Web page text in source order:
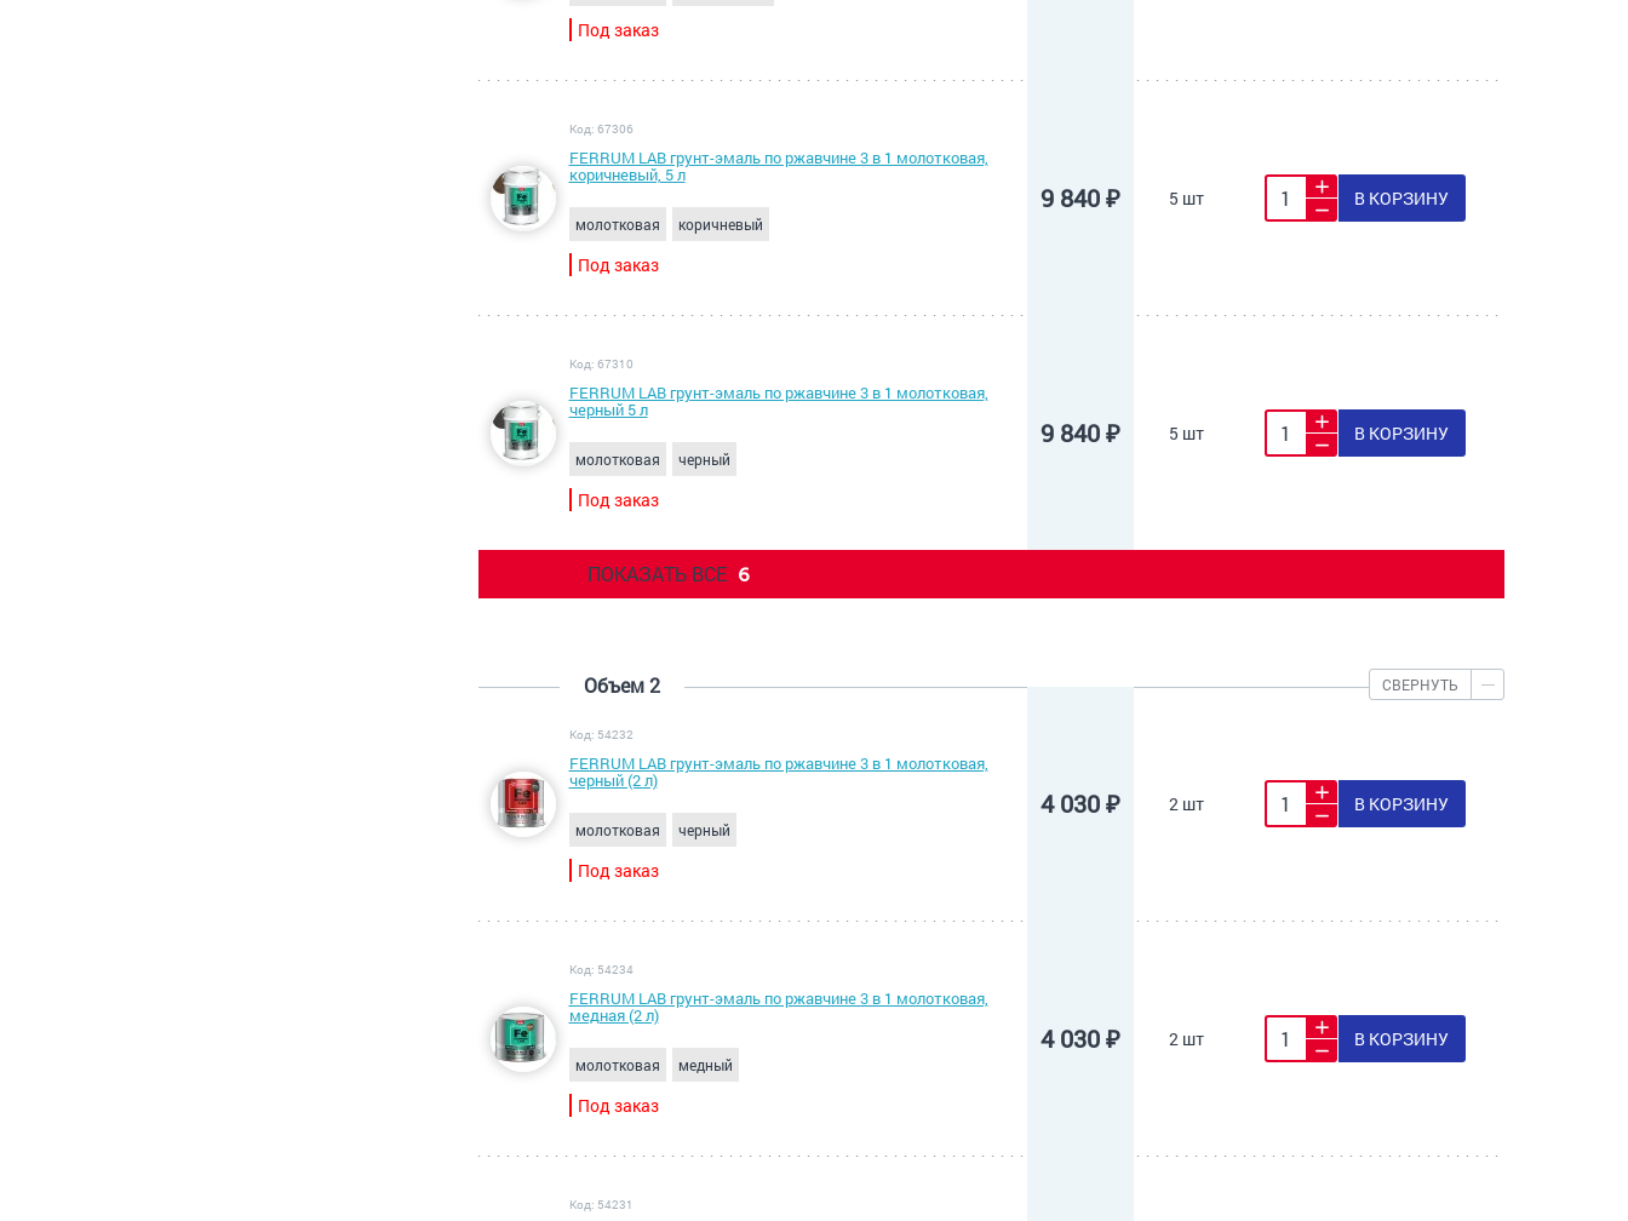
Под заказ
Код: 67306
FERRUM LAB грунт-эмаль по ржавчине 3 в 1 молотковая,
коричневый, 5 л
молотковая коричневый
Под заказ
9 840 ₽ 5 шт В КОРЗИНУ
Код: 67310
FERRUM LAB грунт-эмаль по ржавчине 3 в 1 молотковая,
черный 5 л
молотковая черный
Под заказ
9 840 ₽ 5 шт В КОРЗИНУ
ПОКАЗАТЬ ВСЕ 6
Объем 2 СВЕРНУТЬ
Код: 54232
FERRUM LAB грунт-эмаль по ржавчине 3 в 1 молотковая,
черный (2 л)
молотковая черный
Под заказ
4 030 ₽ 2 шт В КОРЗИНУ
Код: 54234
FERRUM LAB грунт-эмаль по ржавчине 3 в 1 молотковая,
медная (2 л)
молотковая медный
Под заказ
4 030 ₽ 2 шт В КОРЗИНУ
Код: 54231